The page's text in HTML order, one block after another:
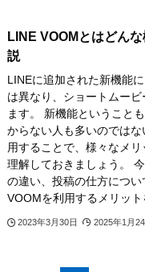
LINE VOOMとはどん
説
LINEに追加された新機能
は異なり、ショートムー
ます。 新機能ということ
からない人も多いのでは
用することで、様々なメ
理解しておきましょう。
の違い、投稿の仕方につ
VOOMを利用するメリッ
2023年3月30日 2025年1月